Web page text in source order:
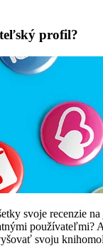
profil?
svoje recenzie na
používateľmi?
svoju